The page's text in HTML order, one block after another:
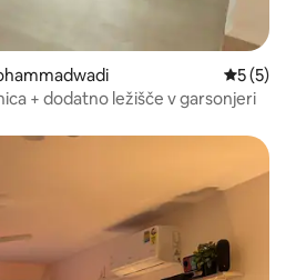
5 (5)
+ dodatno ležišče v garsonjeri
z značko »Izbira gostov«